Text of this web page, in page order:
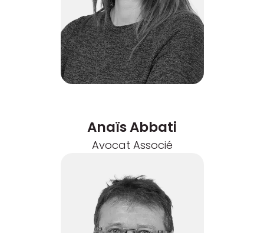
Anaïs Abbati
Avocat Associé